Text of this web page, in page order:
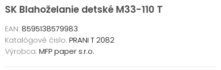
SK Blahoželanie detské M33-110 T
EAN: 8595138579983
Katalógové čislo: PRANI T 2082
Výrobca: MFP paper s.r.o.